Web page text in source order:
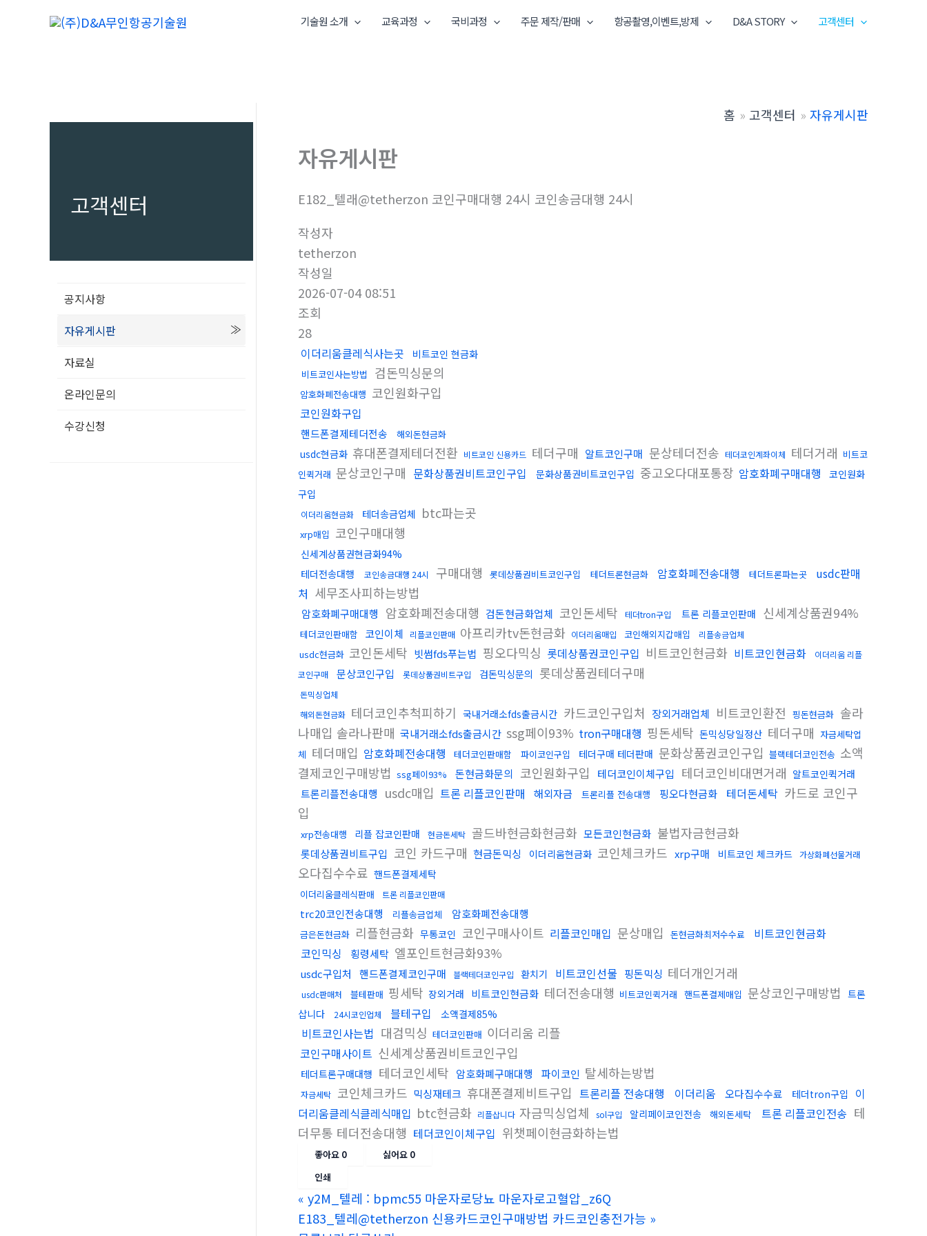
기술원 소개 교육과정 국비과정 주문 제작/판매 항공촬영,이벤트,방제 D&A STORY 고객센터
고객센터
공지사항
자유게시판
자료실
온라인문의
수강신청
홈 고객센터 자유게시판
자유게시판
E182_텔래@tetherzon 코인구매대행 24시 코인송금대행 24시
작성자
tetherzon
작성일
2026-07-04 08:51
조회
28
이더리움클레식사는곳 비트코인 현금화
비트코인사는방법 검돈믹싱문의
암호화폐전송대행 코인원화구입
코인원화구입
핸드폰결제테더전송 해외돈현금화
usdc현금화 휴대폰결제테더전환 비트코인 신용카드 테더구매 알트코인구매 문상테더전송 테더코인계좌이체 테더거래 비트코
인퀵거래 문상코인구매 문화상품권비트코인구입 문화상품권비트코인구입 중고오다대포통장 암호화폐구매대행
코인원화
구입
이더리움현금화 테더송금업체 btc파는곳
xrp매입 코인구매대행
신세계상품권현금화94%
테더전송대행
코인송금대행 24시 구매대행 롯데상품권비트코인구입 테더트론현금화 암호화폐전송대행 테더트론파는곳
usdc판매
처 세무조사피하는방법
암호화폐구매대행 암호화폐전송대행 검돈현금화업체 코인돈세탁 테더tron구입 트론 리플코인판매 신세계상품권94%
테더코인판매함 코인이체 리플코인판매 아프리카tv돈현금화 이더리움매입 코인해외지갑매입 리플송금업체
usdc현금화 코인돈세탁 빗썸fds푸는법 핑오다믹싱 롯데상품권코인구입 비트코인현금화 비트코인현금화
이더리움 리플
코인구매
문상코인구입 롯데상품권비트구입 검돈믹싱문의 롯데상품권테더구매
돈믹싱업체
해외돈현금화 테더코인추척피하기 국내거래소fds출금시간 카드코인구입처 장외거래업체 비트코인환전 핑돈현금화 솔라
나매입 솔라나판매 국내거래소fds출금시간 ssg페이93% tron구매대행 핑돈세탁 돈믹싱당일정산 테더구매 자금세탁업
체 테더매입 암호화폐전송대행 테더코인판매함 파이코인구입 테더구매 테더판매 문화상품권코인구입 블랙테더코인전송 소액
결제코인구매방법 ssg페이93% 돈현금화문의 코인원화구입 테더코인이체구입 테더코인비대면거래 알트코인퀵거래
트론리플전송대행 usdc매입 트론 리플코인판매 해외자금 트론리플 전송대행 핑오다현금화 테더돈세탁 카드로 코인구
입
xrp전송대행 리플 잡코인판매 현금돈세탁 골드바현금화현금화 모든코인현금화 불법자금현금화
롯데상품권비트구입 코인 카드구매 현금돈믹싱 이더리움현금화 코인체크카드 xrp구매 비트코인 체크카드 가상화폐선물거래
오다집수수료 핸드폰결제세탁
이더리움클레식판매 트론 리플코인판매
trc20코인전송대행 리플송금업체 암호화폐전송대행
금은돈현금화 리플현금화 무통코인 코인구매사이트 리플코인매입 문상매입 돈현금화최저수수료
비트코인현금화
코인믹싱
횡령세탁 엘포인트현금화93%
usdc구입처 핸드폰결제코인구매 블랙테더코인구입 환치기 비트코인선물 핑돈믹싱 테더개인거래
usdc판매처 블테판매 핑세탁 장외거래 비트코인현금화 테더전송대행 비트코인퀵거래 핸드폰결제매입 문상코인구매방법 트론
삽니다
24시코인업체 블테구입 소액결제85%
비트코인사는법 대검믹싱 테더코인판매 이더리움 리플
코인구매사이트 신세계상품권비트코인구입
테더트론구매대행 테더코인세탁 암호화폐구매대행 파이코인 탈세하는방법
자금세탁 코인체크카드 믹싱재테크 휴대폰결제비트구입 트론리플 전송대행 이더리움 오다집수수료 테더tron구입
이
더리움클레식클레식매입 btc현금화 리플삽니다 자금믹싱업체 sol구입 알리페이코인전송 해외돈세탁 트론 리플코인전송 테
더무통 테더전송대행 테더코인이체구입 위챗페이현금화하는법
좋아요 0 싫어요 0
인쇄
« y2M_텔레 : bpmc55 마운자로당뇨 마운자로고혈압_z6Q
E183_텔레@tetherzon 신용카드코인구매방법 카드코인충전가능 »